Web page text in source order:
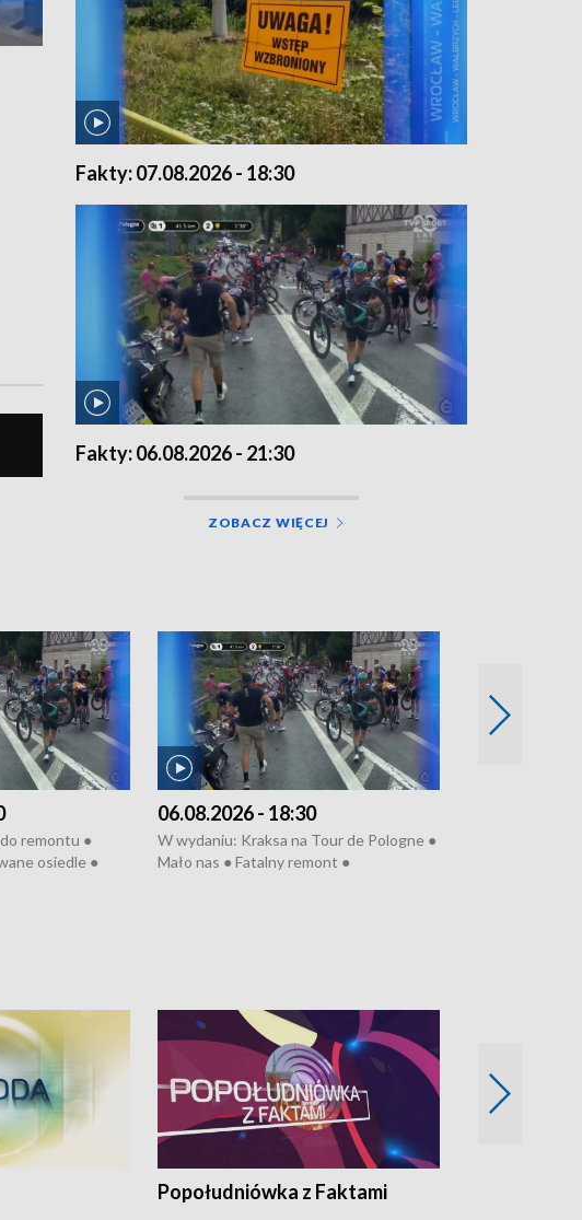
Fakty: 07.08.2026 - 18:30
Fakty: 06.08.2026 - 21:30
ZOBACZ WIĘCEJ
remontu ●
osiedle ●
06.08.2026 - 18:30
W wydaniu: Kraksa na Tour de Pologne ●
Mało nas ● Fatalny remont ●
Popołudniówka z Faktami